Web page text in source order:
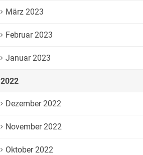
März 2023
Februar 2023
Januar 2023
2022
Dezember 2022
November 2022
Oktober 2022